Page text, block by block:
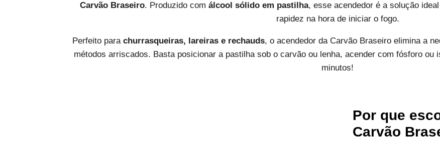
Carvão Braseiro. Produzido com álcool sólido em pastilha, esse acendedor é a solução
rapidez na hora de iniciar o fogo.
Perfeito para churrasqueiras, lareiras e rechauds, o acendedor da Carvão Braseiro elimina a
métodos arriscados. Basta posicionar a pastilha sob o carvão ou lenha, acender com fósforo ou
minutos!
Por que
Carvão